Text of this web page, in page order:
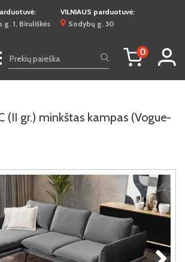
g. 1, Biruliškės
VILNIAUS parduotuvė:
Sodybų g. 30
0
(II gr.) minkštas kampas (Vogue-